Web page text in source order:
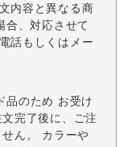
内容と異なる商
合、対応させて
話もしくはメー
品のため お受け
完了後に、ご注
ん。 カラーや